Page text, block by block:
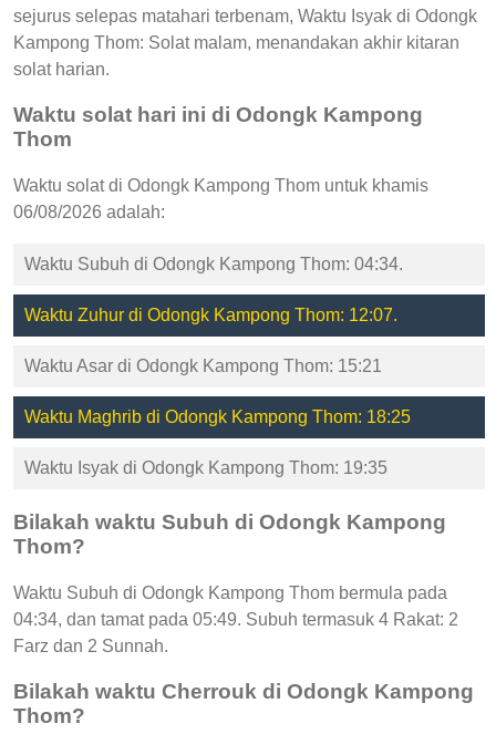
sejurus selepas matahari terbenam, Waktu Isyak di Odongk
Kampong Thom: Solat malam, menandakan akhir kitaran
solat harian.
Waktu solat hari ini di Odongk Kampong
Thom
Waktu solat di Odongk Kampong Thom untuk khamis
06/08/2026 adalah:
Waktu Subuh di Odongk Kampong Thom: 04:34.
Waktu Zuhur di Odongk Kampong Thom: 12:07.
Waktu Asar di Odongk Kampong Thom: 15:21
Waktu Maghrib di Odongk Kampong Thom: 18:25
Waktu Isyak di Odongk Kampong Thom: 19:35
Bilakah waktu Subuh di Odongk Kampong
Thom?
Waktu Subuh di Odongk Kampong Thom bermula pada
04:34, dan tamat pada 05:49. Subuh termasuk 4 Rakat: 2
Farz dan 2 Sunnah.
Bilakah waktu Cherrouk di Odongk Kampong
Thom?